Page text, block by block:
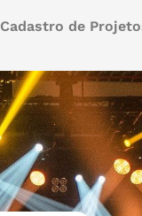
Cadastro de